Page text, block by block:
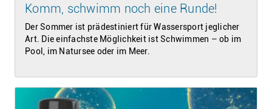
Komm, schwimm noch eine Runde!
Der Sommer ist prädestiniert für Wassersport jeglicher
Art. Die einfachste Möglichkeit ist Schwimmen – ob im
Pool, im Natursee oder im Meer.